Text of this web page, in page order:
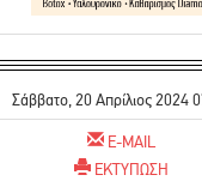
Σάββατο, 20 Απρίλιος 2024
E-MAIL
ΕΚΤΥΠΩΣΗ